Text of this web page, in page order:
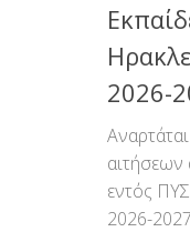
2026-
αιτήσεων
εντός
2026-